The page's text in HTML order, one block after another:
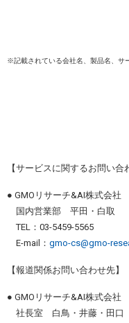
※記載されている会社名、製品名、サ
【サービスに関するお問い合
● GMOリサーチ&AI株式会社
国内営業部 平田・白取
TEL：03-5459-5565
E-mail： gmo-cs@gmo-
【報道関係お問い合わせ先】
● GMOリサーチ&AI株式会社
社長室 白鳥・井藤・田口